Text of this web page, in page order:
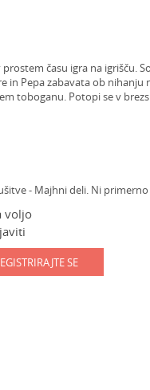
prostem času igra na igrišču.
in Pepa zabavata ob nihanju
toboganu. Potopi se v
- Majhni deli. Ni
voljo
SE